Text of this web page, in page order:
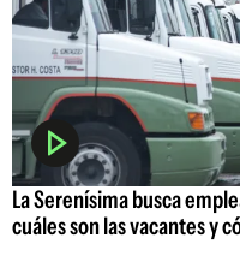
La Serenísima busca
cuáles son las vacantes y